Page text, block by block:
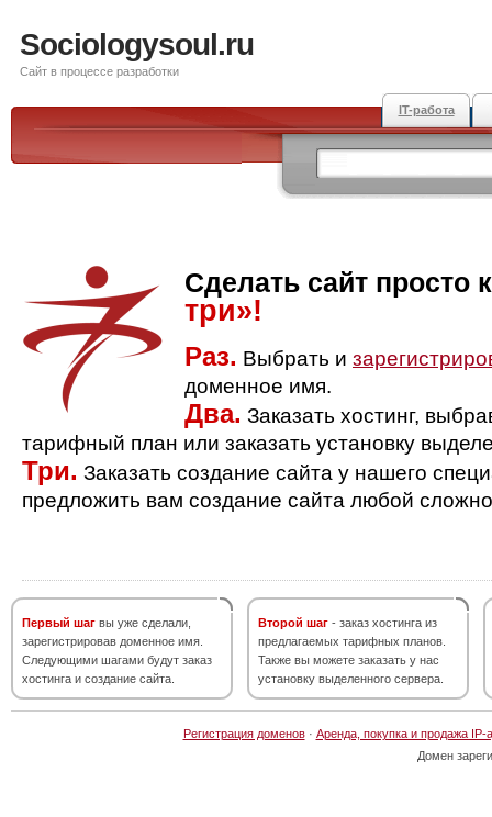
Sociologysoul.ru
Сайт в процессе разработки
IT-работа
Сделать сайт просто
три»!
Раз. Выбрать и
доменное имя.
Два. Заказать хостинг,
тарифный план или заказать установку
Три. Заказать создание сайта у нашего
предложить вам создание сайта любой
Первый шаг вы уже сделали,
зарегистрировав доменное имя.
Следующими шагами будут заказ
хостинга и создание сайта.
Второй шаг - заказ хостинга из
предлагаемых тарифных планов.
Также вы можете заказать у нас
установку выделенного сервера.
Регистрация доменов· Аренда, покупка и продажа IP-
Домен